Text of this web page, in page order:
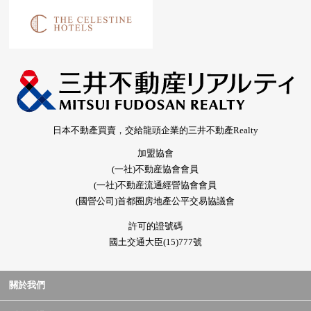
日本不動產買賣，交給龍頭企業的三井不動產Realty
加盟協會
(一社)不動産協會會員
(一社)不動産流通經營協會會員
(國營公司)首都圈房地產公平交易協議會
許可的證號碼
國土交通大臣(15)777號
關於我們